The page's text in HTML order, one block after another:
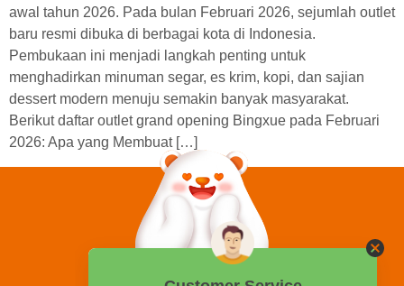
awal tahun 2026. Pada bulan Februari 2026, sejumlah outlet
baru resmi dibuka di berbagai kota di Indonesia.
Pembukaan ini menjadi langkah penting untuk
menghadirkan minuman segar, es krim, kopi, dan sajian
dessert modern menuju semakin banyak masyarakat.
Berikut daftar outlet grand opening Bingxue pada Februari
2026: Apa yang Membuat […]